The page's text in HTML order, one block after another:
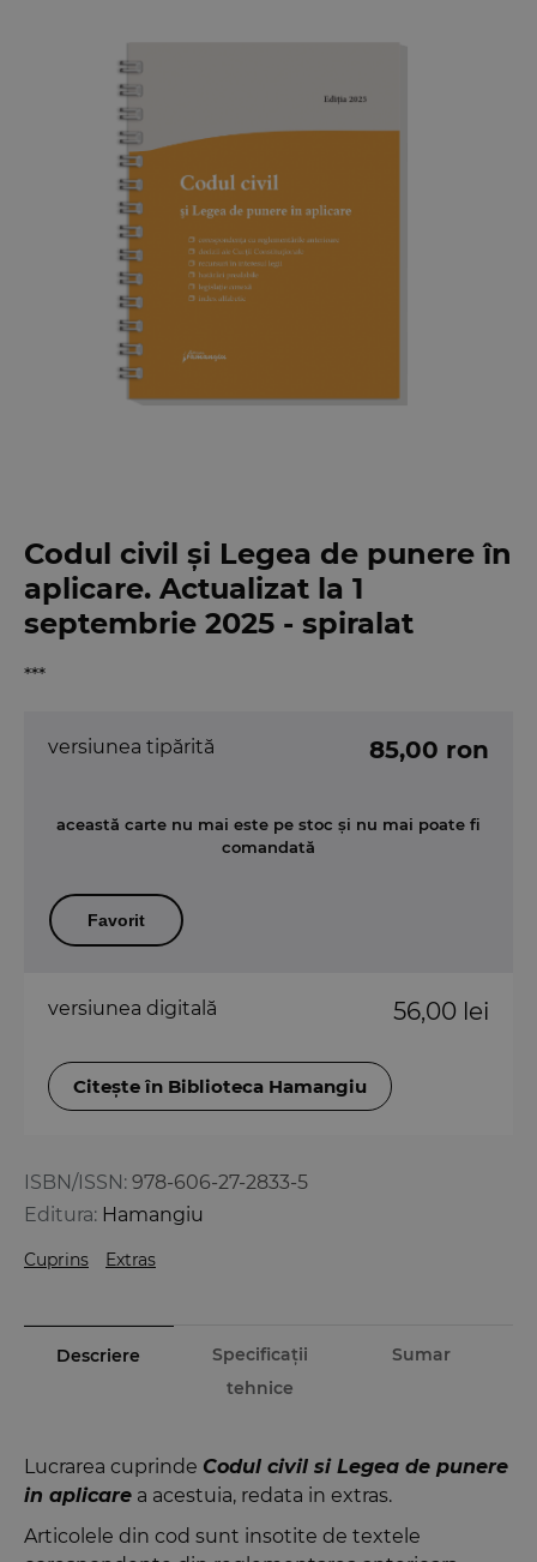
Codul civil și Legea de punere în
aplicare. Actualizat la 1
septembrie 2025 - spiralat
***
ISBN/ISSN: 978-606-27-2833-5
Editura: Hamangiu
Cuprins Extras
versiunea tipărită 85,00 ron
această carte nu mai este pe stoc și nu mai poate fi
comandată
Favorit
versiunea digitală 56,00 lei
Citește în Biblioteca Hamangiu
Descriere
Specificații
tehnice
Sumar
Lucrarea cuprinde Codul civil si Legea de punere
in aplicare a acestuia, redata in extras.
Articolele din cod sunt insotite de textele